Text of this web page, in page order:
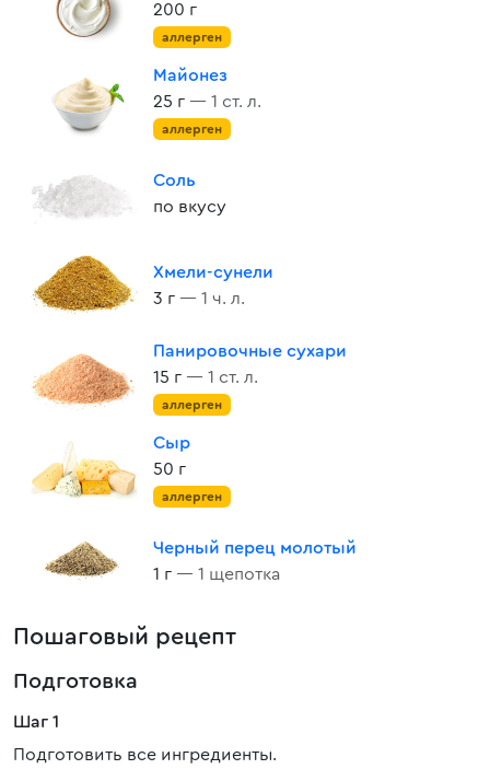
200 г
аллерген
Майонез
25 г — 1 ст. л.
аллерген
Соль
по вкусу
Хмели-сунели
3 г — 1 ч. л.
Панировочные сухари
15 г — 1 ст. л.
аллерген
Сыр
50 г
аллерген
Черный перец молотый
1 г — 1 щепотка
Пошаговый рецепт
Подготовка
Шаг 1
Подготовить все ингредиенты.